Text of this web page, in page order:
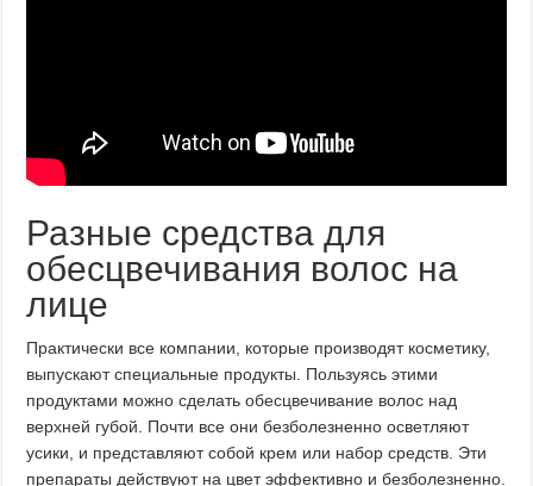
Разные средства для
обесцвечивания волос на
лице
Практически все компании, которые производят косметику,
выпускают специальные продукты. Пользуясь этими
продуктами можно сделать обесцвечивание волос над
верхней губой. Почти все они безболезненно осветляют
усики, и представляют собой крем или набор средств. Эти
препараты действуют на цвет эффективно и безболезненно.